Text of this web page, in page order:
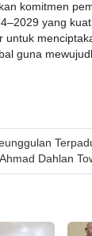
komitmen
yang
untuk
guna
Dahlan